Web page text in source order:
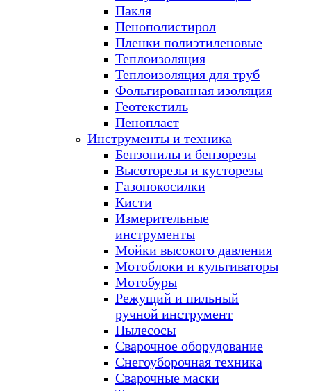
Пакля
Пенополистирол
Пленки полиэтиленовые
Теплоизоляция
Теплоизоляция для труб
Фольгированная изоляция
Геотекстиль
Пенопласт
Инструменты и техника
Бензопилы и бензорезы
Высоторезы и кусторезы
Газонокосилки
Кисти
Измерительные
инструменты
Мойки высокого давления
Мотоблоки и культиваторы
Мотобуры
Режущий и пильный
ручной инструмент
Пылесосы
Сварочное оборудование
Снегоуборочная техника
Сварочные маски